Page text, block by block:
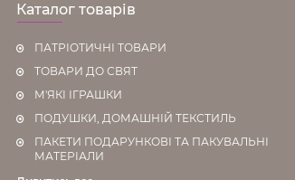
Каталог товарів
ПАТРІОТИЧНІ ТОВАРИ
ТОВАРИ ДО СВЯТ
М'ЯКІ ІГРАШКИ
ПОДУШКИ, ДОМАШНІЙ ТЕКСТИЛЬ
ПАКЕТИ ПОДАРУНКОВІ ТА ПАКУВАЛЬНІ
МАТЕРІАЛИ